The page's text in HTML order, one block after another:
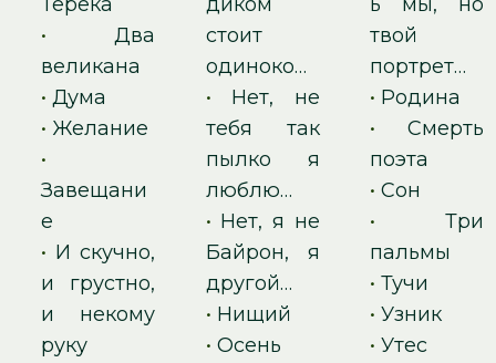
• Два
великана
• Дума
• Желание
•
Завещани
е
• И скучно,
и грустно,
и некому
руку
стоит
одиноко…
• Нет, не
тебя так
пылко я
люблю…
• Нет, я не
Байрон, я
другой…
• Нищий
• Осень
твой
портрет…
• Родина
•Смерть
поэта
•Сон
•Три
пальмы
•Тучи
•Узник
•Утес